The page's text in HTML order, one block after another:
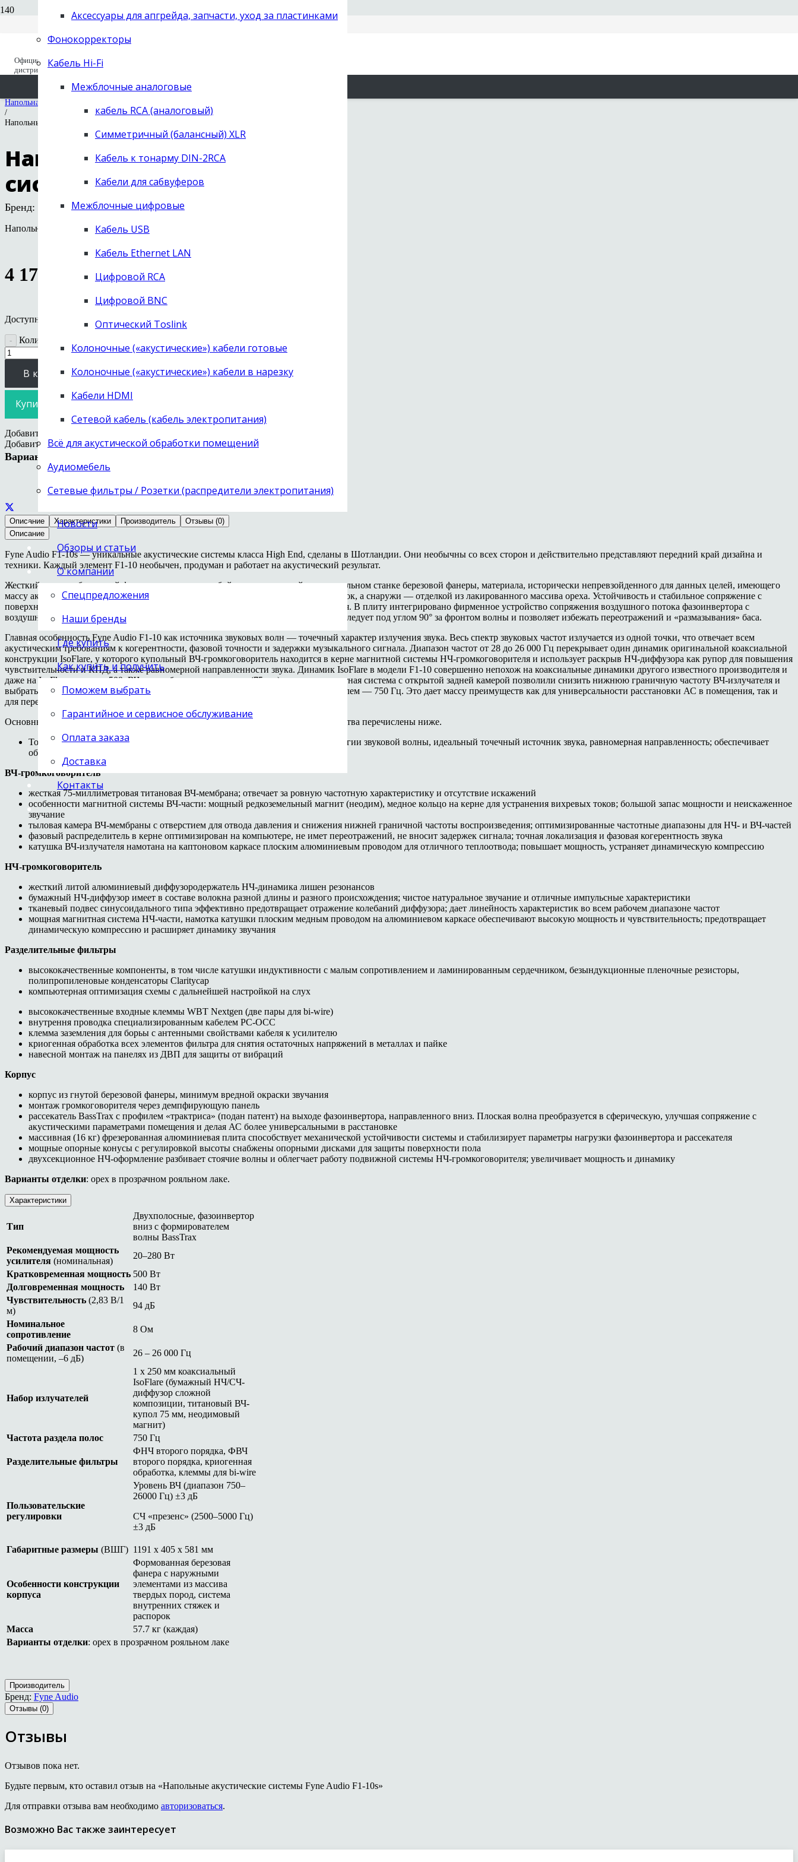
Старый сайт (до 2019 года) old.next-
Официальный
дистрибьютор с 1995
+7 (495) 668-04-64
заказать звонок
Аксессуары для апгрейда, запчасти, уход за пластинками
Фонокорректоры
Кабель Hi-Fi
Межблочные аналоговые
кабель RCA (аналоговый)
Симметричный (балансный) XLR
Кабель к тонарму DIN-2RCA
Кабели для сабвуферов
Межблочные цифровые
Кабель USB
Кабель Ethernet LAN
Цифровой RCA
Цифровой BNC
Оптический Toslink
Колоночные («акустические») кабели готовые
Колоночные («акустические») кабели в нарезку
Кабели HDMI
Сетевой кабель (кабель электропитания)
Всё для акустической обработки помещений
Аудиомебель
Сетевые фильтры / Розетки (распредители электропитания)
Новости
Обзоры и статьи
О компании
Спецпредложения
Наши бренды
Где купить
Как купить и получить
Поможем выбрать
Гарантийное и сервисное обслуживание
Оплата заказа
Доставка
Контакты
NEXT Hi-Fi
Каталог
Акустические системы
Напольная "акустика"
/
Напольные акустические системы Fyne Audio F1-10s
Напольные акустические
системы Fyne Audio F1-10s
Бренд: Fyne Audio
Напольные колонки из серии F1
4 174 385руб.
Доступно для предзаказа
Количество товара Напольные акустические системы Fyne Audio F1-10s
В корзину
Купить в 1 клик
Добавить в избранное
Добавить в избранное
Варианты цвета:
Описание Характеристики Производитель
Отзывы (0)
Описание
Fyne Audio F1-10s — уникальные акустические системы класса High End, сделаны в Шотландии. Они необычны со всех сторон и действительно представляют передний край дизайна и
техники. Каждый элемент F1-10 необычен, продуман и работает на акустический результат.
Жесткий корпус обтекаемой формы представляет собой каркас из гнутой на специальном станке березовой фанеры, материала, исторически непревзойденного для данных целей, имеющего
массу акустический преимуществ. Изнутри он упрочнен системой стяжек и распорок, а снаружи — отделкой из лакированного массива ореха. Устойчивость и стабильное сопряжение с
поверхностью пола корпусу придает 16-килограммовая опорная плита из алюминия. В плиту интегрировано фирменное устройство сопряжения воздушного потока фазоинвертора с
воздушным объемом комнаты — BassTrax. Его профиль раскрыва — трактриса — следует под углом 90° за фронтом волны и позволяет избежать переотражений и «размазывания» баса.
Главная особенность Fyne Audio F1-10 как источника звуковых волн — точечный характер излучения звука. Весь спектр звуковых частот излучается из одной точки, что отвечает всем
акустическим требованиям к когерентности, фазовой точности и задержки музыкального сигнала. Диапазон частот от 28 до 26 000 Гц перекрывает один динамик оригинальной коаксиальной
конструкции IsoFlare, у которого купольный ВЧ-громкоговоритель находится в керне магнитной системы НЧ-громкоговорителя и использует раскрыв НЧ-диффузора как рупор для повышения
чувствительности и КПД, а также равномерной направленности звука. Динамик IsoFlare в модели F1-10 совершенно непохож на коаксиальные динамики другого известного производителя и
даже на IsoFlare из серии 500. ВЧ-купол большого диаметра (75 мм), мощная магнитная система с открытой задней камерой позволили снизить нижнюю граничную частоту ВЧ-излучателя и
выбрать необычно низкую частоту раздела полос между ним и НЧ-громкоговорителем — 750 Гц. Это дает массу преимуществ как для универсальности расстановки АС в помещения, так и
для передачи музыкально важного голосового диапазона.
Основные особенности конструкции Fyne Audio F1-10 и их конкретные преимущества перечислены ниже.
Точечный коаксиальный излучатель
; изотропное распределение энергии звуковой волны, идеальный точечный источник звука, равномерная направленность; обеспечивает
объемную стереокартину с точной локализацией инструментов в ней
ВЧ-громкоговоритель
жесткая 75-миллиметровая титановая ВЧ-мембрана; отвечает за ровную частотную характеристику и отсутствие искажений
особенности магнитной системы ВЧ-части: мощный редкоземельный магнит (неодим), медное кольцо на керне для устранения вихревых токов; большой запас мощности и неискаженное
звучание
тыловая камера ВЧ-мембраны с отверстием для отвода давления и снижения нижней граничной частоты воспроизведения; оптимизированные частотные диапазоны для НЧ- и ВЧ-частей
фазовый распределитель в керне оптимизирован на компьютере, не имет переотражений, не вносит задержек сигнала; точная локализация и фазовая когерентность звука
катушка ВЧ-излучателя намотана на каптоновом каркасе плоским алюминиевым проводом для отличного теплоотвода; повышает мощность, устраняет динамическую компрессию
НЧ-громкоговоритель
жесткий литой алюминиевый диффузородержатель НЧ-динамика лишен резонансов
бумажный НЧ-диффузор имеет в составе волокна разной длины и разного происхождения; чистое натуральное звучание и отличные импульсные характеристики
тканевый подвес синусоидального типа эффективно предотвращает отражение колебаний диффузора; дает линейность характеристик во всем рабочем диапазоне частот
мощная магнитная система НЧ-части, намотка катушки плоским медным проводом на алюминиевом каркасе обеспечивают высокую мощность и чувствительность; предотвращает
динамическую компрессию и расширяет динамику звучания
Разделительные фильтры
высококачественные компоненты, в том числе катушки индуктивности с малым сопротивлением и ламинированным сердечником, безындукционные пленочные резисторы,
полипропиленовые конденсаторы Claritycap
компьютерная оптимизация схемы с дальнейшей настройкой на слух
высококачественные входные клеммы WBT Nextgen (две пары для bi-wire)
внутрення проводка специализированным кабелем PC-OCC
клемма заземления для борьы с антенными свойствами кабеля к усилителю
криогенная обработка всех элементов фильтра для снятия остаточных напряжений в металлах и пайке
навесной монтаж на панелях из ДВП для защиты от вибраций
Корпус
корпус из гнутой березовой фанеры, минимум вредной окраски звучания
монтаж громкоговорителя через демпфирующую панель
рассекатель BassTrax с профилем «трактриса» (подан патент) на выходе фазоинвертора, направленного вниз. Плоская волна преобразуется в сферическую, улучшая сопряжение с
акустическими параметрами помещения и делая АС более универсальными в расстановке
массивная (16 кг) фрезерованная алюминиевая плита способствует механической устойчивости системы и стабилизирует параметры нагрузки фазоинвертора и рассекателя
мощные опорные конусы с регулировкой высоты снабжены опорными дисками для защиты поверхности пола
двухсекционное НЧ-оформление разбивает стоячие волны и облегчает работу подвижной системы НЧ-громкоговорителя; увеличивает мощность и динамику
Варианты отделки: орех в прозрачном рояльном лаке.
Характеристики
Тип
Двухполосные, фазоинвертор
вниз с формирователем
волны BassTrax
Рекомендуемая мощность
усилителя (номинальная)
20–280 Вт
Кратковременная мощность 500 Вт
Долговременная мощность
140 Вт
Чувствительность (2,83 В/1
м)
94 дБ
Номинальное
сопротивление
8 Ом
Рабочий диапазон частот (в
помещении, –6 дБ)
26 – 26 000 Гц
Набор излучателей
1 х 250 мм коаксиальный
IsoFlare (бумажный НЧ/СЧ-
диффузор сложной
композиции, титановый ВЧ-
купол 75 мм, неодимовый
магнит)
Частота раздела полос
750 Гц
Разделительные фильтры
ФНЧ второго порядка, ФВЧ
второго порядка, криогенная
обработка, клеммы для bi-wire
Пользовательские
регулировки
Уровень ВЧ (диапазон 750–
26000 Гц) ±3 дБ
СЧ «презенс» (2500–5000 Гц)
±3 дБ
Габаритные размеры (ВШГ) 1191 x 405 x 581 мм
Особенности конструкции
корпуса
Формованная березовая
фанера с наружными
элементами из массива
твердых пород, система
внутренних стяжек и
распорок
Масса
57.7 кг (каждая)
Варианты отделки: орех в прозрачном рояльном лаке
Производитель
Бренд: Fyne Audio
Отзывы (0)
Отзывы
Отзывов пока нет.
Будьте первым, кто оставил отзыв на «Напольные акустические системы Fyne Audio F1-10s»
Для отправки отзыва вам необходимо авторизоваться.
Возможно Вас также заинтересует